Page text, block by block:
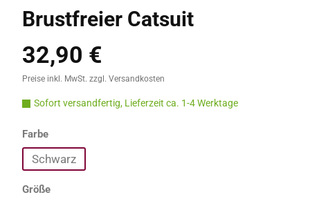
Brustfreier Catsuit
Regulärer Preis:
32,90 €
Preise inkl. MwSt. zzgl. Versandkosten
Sofort versandfertig, Lieferzeit ca. 1-4 Werktage
Farbeauswählen
Schwarz
Größeauswählen